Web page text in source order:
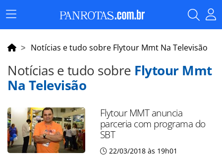
Menu
Principal
Notícias e tudo sobre Flytour Mmt Na Televisão
Notícias e tudo sobre Flytour Mmt
Na Televisão
Flytour MMT anuncia
parceria com programa do
SBT
22/03/2018 às 19h01